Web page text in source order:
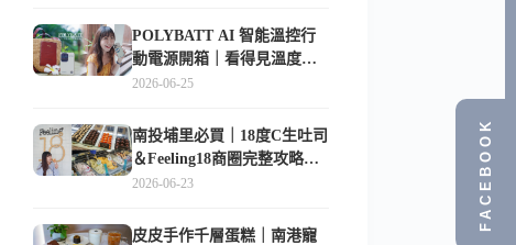
POLYBATT AI 智能溫控行
動電源開箱｜看得見溫度與
電量，外出更安心的
2026-06-25
南投埔里必買｜18度C生吐司
＆Feeling18商圈完整攻略，
在地人帶路這樣逛
2026-06-23
皮皮手作千層蛋糕｜南港寵
FACEBOOK